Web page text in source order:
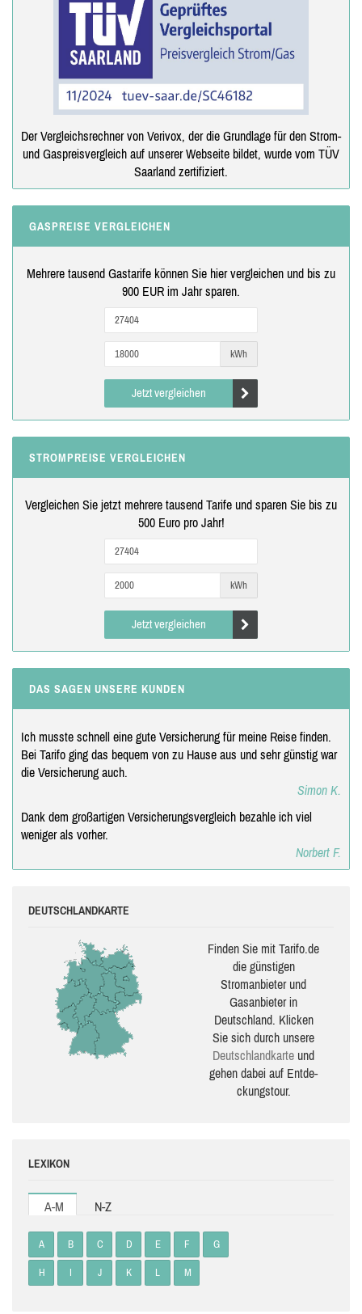
Der Vergleichsrechner von Verivox, der die Grundlage für den Strom-
und Gaspreisvergleich auf unserer Webseite bildet, wurde vom TÜV
Saarland zertifiziert.
GASPREISE VERGLEICHEN
Mehrere tausend Gastarife können Sie hier vergleichen und bis zu
900 EUR im Jahr sparen.
kWh
Jetzt vergleichen
STROMPREISE VERGLEICHEN
Vergleichen Sie jetzt mehrere tausend Tarife und sparen Sie bis zu
500 Euro pro Jahr!
kWh
Jetzt vergleichen
DAS SAGEN UNSERE KUNDEN
Ich musste schnell eine gute Versicherung für meine Reise finden.
Bei Tarifo ging das bequem von zu Hause aus und sehr günstig war
die Versicherung auch.
Simon K.
Dank dem großartigen Versicherungsvergleich bezahle ich viel
weniger als vorher.
Norbert F.
DEUTSCHLANDKARTE
Finden Sie mit Tarifo.de
die güns­ti­gen
Stromanbieter und
Gasanbieter in
Deutschland. Klicken
Sie sich durch unsere
Deutsch­land­karte und
gehen dabei auf Ent­de­
ckungs­tour.
LEXIKON
A-M N-Z
A B C D E F G
H I J K L M